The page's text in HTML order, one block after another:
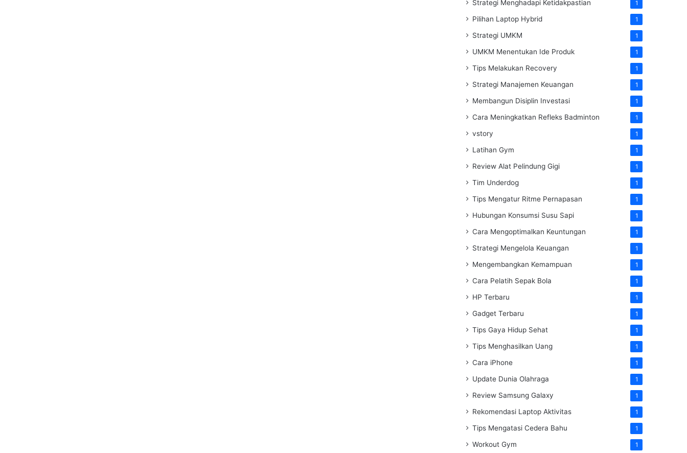
Strategi Menghadapi Ketidakpastian 1
Pilihan Laptop Hybrid 1
Strategi UMKM 1
UMKM Menentukan Ide Produk 1
Tips Melakukan Recovery 1
Strategi Manajemen Keuangan 1
Membangun Disiplin Investasi 1
Cara Meningkatkan Refleks Badminton 1
vstory 1
Latihan Gym 1
Review Alat Pelindung Gigi 1
Tim Underdog 1
Tips Mengatur Ritme Pernapasan 1
Hubungan Konsumsi Susu Sapi 1
Cara Mengoptimalkan Keuntungan 1
Strategi Mengelola Keuangan 1
Mengembangkan Kemampuan 1
Cara Pelatih Sepak Bola 1
HP Terbaru 1
Gadget Terbaru 1
Tips Gaya Hidup Sehat 1
Tips Menghasilkan Uang 1
Cara iPhone 1
Update Dunia Olahraga 1
Review Samsung Galaxy 1
Rekomendasi Laptop Aktivitas 1
Tips Mengatasi Cedera Bahu 1
Workout Gym 1